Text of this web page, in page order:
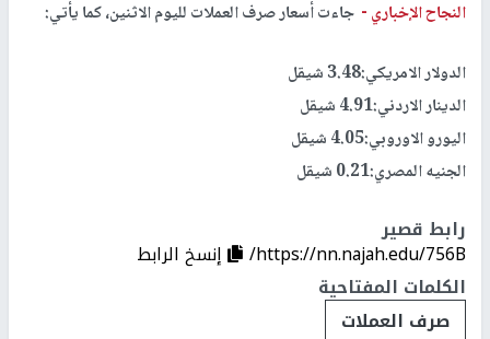
النجاح الإخباري - جاءت أسعار صرف العملات لليوم الاثنين، كما يأتي:
الدولار الامريكي:3.48 شيقل
الدينار الاردني:4.91 شيقل
اليورو الاوروبي:4.05 شيقل
الجنيه المصري:0.21 شيقل
رابط قصير
https://nn.najah.edu/756B/
إنسخ الرابط
الكلمات المفتاحية
صرف العملات